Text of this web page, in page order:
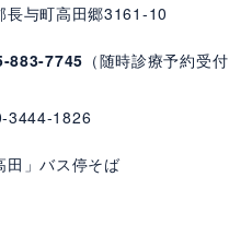
長与町高田郷3161-10
883-7745 （随時診療予約受付
3444-1826
田」バス停そば